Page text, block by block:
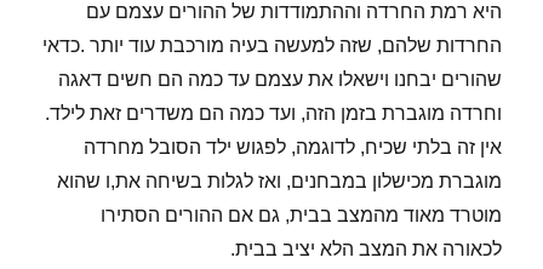
היא רמת החרדה וההתמודדות של ההורים עצמם עם
החרדות שלהם, שזה למעשה בעיה מורכבת עוד יותר .כדאי
שהורים יבחנו וישאלו את עצמם עד כמה הם חשים דאגה
וחרדה מוגברת בזמן הזה, ועד כמה הם משדרים זאת לילד.
אין זה בלתי שכיח, לדוגמה, לפגוש ילד הסובל מחרדה
מוגברת מכישלון במבחנים, ואז לגלות בשיחה את,ו שהוא
מוטרד מאוד מהמצב בבית, גם אם ההורים הסתירו
לכאורה את המצב הלא יציב בבית.